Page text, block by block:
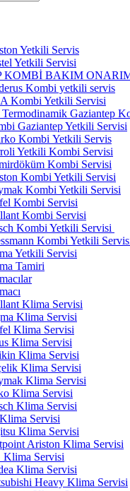
Yetkili Servis
Yetkili Servisi
KOMBİ BAKIM
Kombi yetkili servis
Kombi Yetkili Servisi
Gaziantep
Gaziantep Yetkili Servisi
Kombi Yetkili Servis
Yetkili Kombi Servisi
Kombi Servisi
Kombi Yetkili Servisi
Kombi Yetkili Servisi
Kombi Servisi
Kombi Servisi
Kombi Yetkili Servisi
Kombi Yetkili
Yetkili Servisi
Tamiri
Klima Servisi
Klima Servisi
Klima Servisi
Klima Servisi
Klima Servisi
Klima Servisi
Klima Servisi
Klima Servisi
Klima Servisi
Servisi
Klima Servisi
Ariston Klima Servisi
Klima Servisi
Klima Servisi
Heavy Klima Servisi